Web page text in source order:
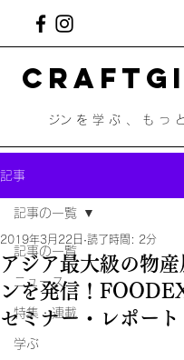
ジンを学ぶ、もっ
記事
記事の一覧
ニュース
特集・連載
学ぶ
記事の一覧
アジア最大級の物
ンを発信！
セミナー・レポート
2019年3月22日 読了時間: 2分